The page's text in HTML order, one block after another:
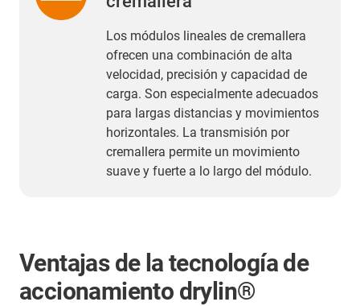
Los módulos lineales de cremallera
ofrecen una combinación de alta
velocidad, precisión y capacidad de
carga. Son especialmente adecuados
para largas distancias y movimientos
horizontales. La transmisión por
cremallera permite un movimiento
suave y fuerte a lo largo del módulo.
Ventajas de la tecnología de
accionamiento drylin®